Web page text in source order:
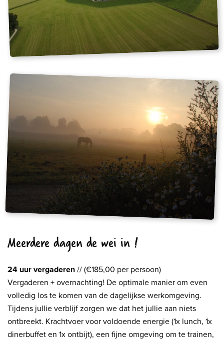
Meerdere dagen de wei in !
24 uur vergaderen // (€185,00 per persoon)
Vergaderen + overnachting! De optimale manier om even
volledig los te komen van de dagelijkse werkomgeving.
Tijdens jullie verblijf zorgen we dat het jullie aan niets
ontbreekt. Krachtvoer voor voldoende energie (1x lunch, 1x
dinerbuffet en 1x ontbijt), een fijne omgeving om te trainen,